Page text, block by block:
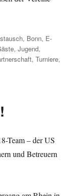
, Bonn, E-
,Jugend,
,Turniere,
Team – der US
und Betreuern